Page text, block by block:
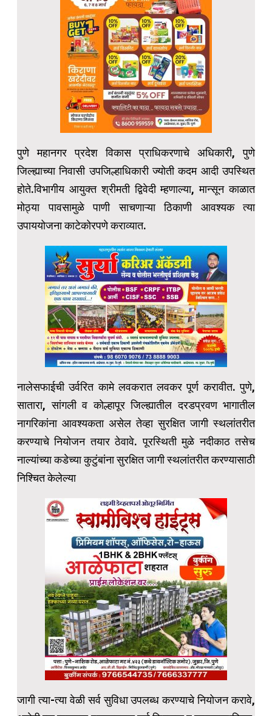
पुणे महानगर प्रदेश विकास प्राधिकरणाचे अधिकारी, पुणे
जिल्ह्याच्या निवासी उपजिल्हाधिकारी ज्योती कदम आदी उपस्थित
होते.विभागीय आयुक्त श्रीमती द्विवेदी म्हणाल्या, मान्सून काळात
मोठ्या पावसामुळे पाणी साचणाऱ्या ठिकाणी आवश्यक त्या
उपाययोजना काटेकोरपणे कराव्यात.
नालेसफाईची उर्वरित कामे लवकरात लवकर पूर्ण करावीत. पुणे,
सातारा, सांगली व कोल्हापूर जिल्ह्यातील दरडप्रवण भागातील
नागरिकांना आवश्यकता असेल तेव्हा सुरक्षित जागी स्थलांतरीत
करण्याचे नियोजन तयार ठेवावे. पूरस्थिती मुळे नदीकाठ तसेच
नाल्यांच्या कडेच्या कुटुंबांना सुरक्षित जागी स्थलांतरीत करण्यासाठी
निश्चित केलेल्या
जागी त्या-त्या वेळी सर्व सुविधा उपलब्ध करण्याचे नियोजन करावे,